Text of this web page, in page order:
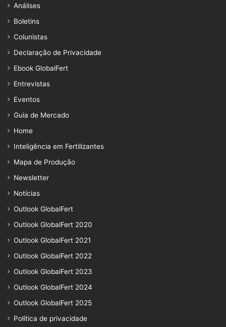
Análises
Boletins
Colunistas
Declaração de Privacidade
Ebook GlobalFert
Entrevistas
Eventos
Guia de Mercado
Home
Inteligência em Fertilizantes
Mapa de Produção
Newsletter
Notícias
Outlook GlobalFert
Outlook GlobalFert 2020
Outlook GlobalFert 2021
Outlook GlobalFert 2022
Outlook GlobalFert 2023
Outlook GlobalFert 2024
Outlook GlobalFert 2025
Política de privacidade